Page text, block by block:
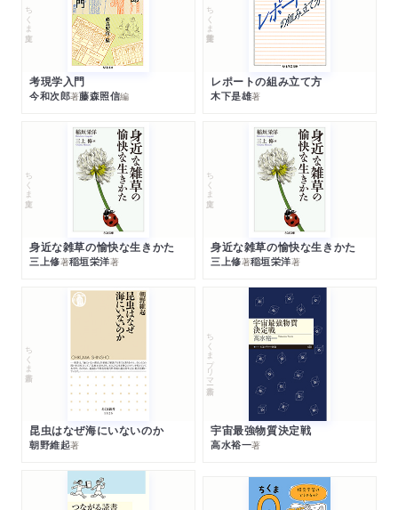
ちくま文庫
考現学入門
今和次郎著藤森照信編
ちくま学芸文庫
レポートの組み立て方
木下是雄著
ちくま文庫
身近な雑草の愉快な生きかた
三上修著稲垣栄洋著
ちくま文庫
身近な雑草の愉快な生きかた
三上修著稲垣栄洋著
ちくま新書
昆虫はなぜ海にいないのか
朝野維起著
ちくまプリマー新書
宇宙最強物質決定戦
高水裕一著